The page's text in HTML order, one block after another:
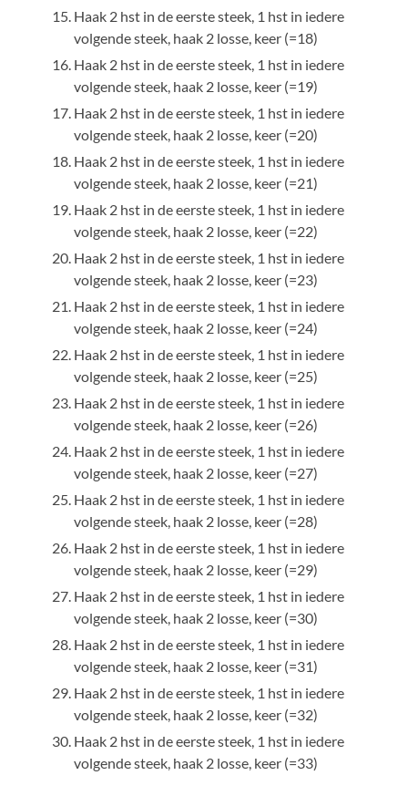
Haak 2 hst in de eerste steek, 1 hst in iedere
volgende steek, haak 2 losse, keer (=18)
Haak 2 hst in de eerste steek, 1 hst in iedere
volgende steek, haak 2 losse, keer (=19)
Haak 2 hst in de eerste steek, 1 hst in iedere
volgende steek, haak 2 losse, keer (=20)
Haak 2 hst in de eerste steek, 1 hst in iedere
volgende steek, haak 2 losse, keer (=21)
Haak 2 hst in de eerste steek, 1 hst in iedere
volgende steek, haak 2 losse, keer (=22)
Haak 2 hst in de eerste steek, 1 hst in iedere
volgende steek, haak 2 losse, keer (=23)
Haak 2 hst in de eerste steek, 1 hst in iedere
volgende steek, haak 2 losse, keer (=24)
Haak 2 hst in de eerste steek, 1 hst in iedere
volgende steek, haak 2 losse, keer (=25)
Haak 2 hst in de eerste steek, 1 hst in iedere
volgende steek, haak 2 losse, keer (=26)
Haak 2 hst in de eerste steek, 1 hst in iedere
volgende steek, haak 2 losse, keer (=27)
Haak 2 hst in de eerste steek, 1 hst in iedere
volgende steek, haak 2 losse, keer (=28)
Haak 2 hst in de eerste steek, 1 hst in iedere
volgende steek, haak 2 losse, keer (=29)
Haak 2 hst in de eerste steek, 1 hst in iedere
volgende steek, haak 2 losse, keer (=30)
Haak 2 hst in de eerste steek, 1 hst in iedere
volgende steek, haak 2 losse, keer (=31)
Haak 2 hst in de eerste steek, 1 hst in iedere
volgende steek, haak 2 losse, keer (=32)
Haak 2 hst in de eerste steek, 1 hst in iedere
volgende steek, haak 2 losse, keer (=33)